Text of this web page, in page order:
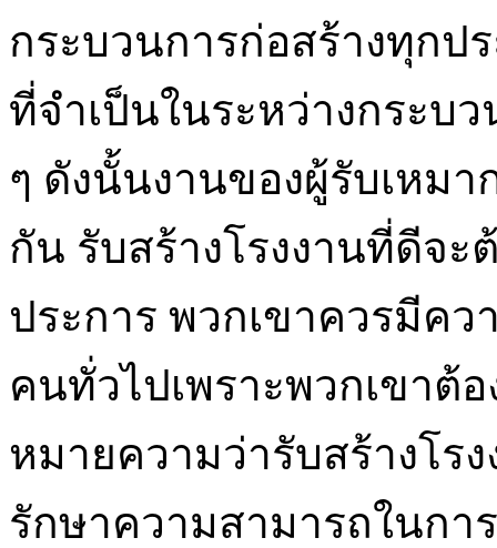
กระบวนการก่อสร้างทุกป
ที่จำเป็นในระหว่างกระบ
ๆ ดังนั้นงานของผู้รับเหม
กัน รับสร้างโรงงานที่ดีจ
ประการ พวกเขาควรมีค
คนทั่วไปเพราะพวกเขาต้
หมายความว่ารับสร้างโร
รักษาความสามารถในกา